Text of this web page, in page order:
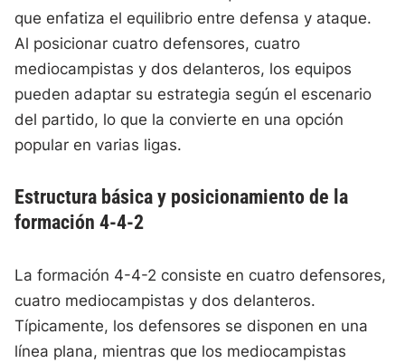
que enfatiza el equilibrio entre defensa y ataque.
Al posicionar cuatro defensores, cuatro
mediocampistas y dos delanteros, los equipos
pueden adaptar su estrategia según el escenario
del partido, lo que la convierte en una opción
popular en varias ligas.
Estructura básica y posicionamiento de la
formación 4-4-2
La formación 4-4-2 consiste en cuatro defensores,
cuatro mediocampistas y dos delanteros.
Típicamente, los defensores se disponen en una
línea plana, mientras que los mediocampistas